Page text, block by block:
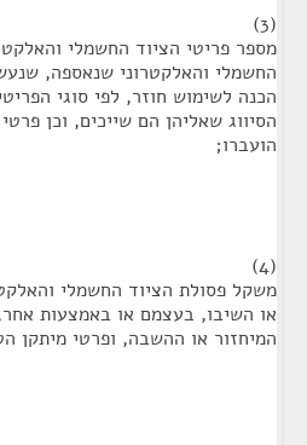
(3)
מספר פריטי הציוד החשמלי
החשמלי והאלקטרוני שנאספה,
הכנה לשימוש חוזר, לפי סוגי
הסיווג שאליהן הם שייכים, וכן
הועברו;
(4)
משקל פסולת הציוד החשמלי
או השיבו, בעצמם או באמצעות
המיחזור או ההשבה, ופרטי מיתקן